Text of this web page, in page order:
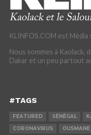
KLINFOS.COM est
Nous sommes à Kaolack,
Dakar et un peu partout
#TAGS
FEATURED SÉNÉGAL
CORONAVIRUS